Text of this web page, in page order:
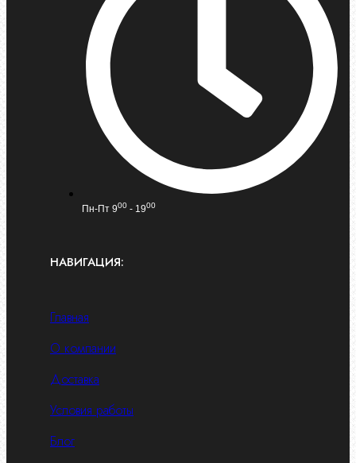
Пн-Пт 900 - 1900
НАВИГАЦИЯ:
Главная
О компании
Доставка
Условия работы
Блог